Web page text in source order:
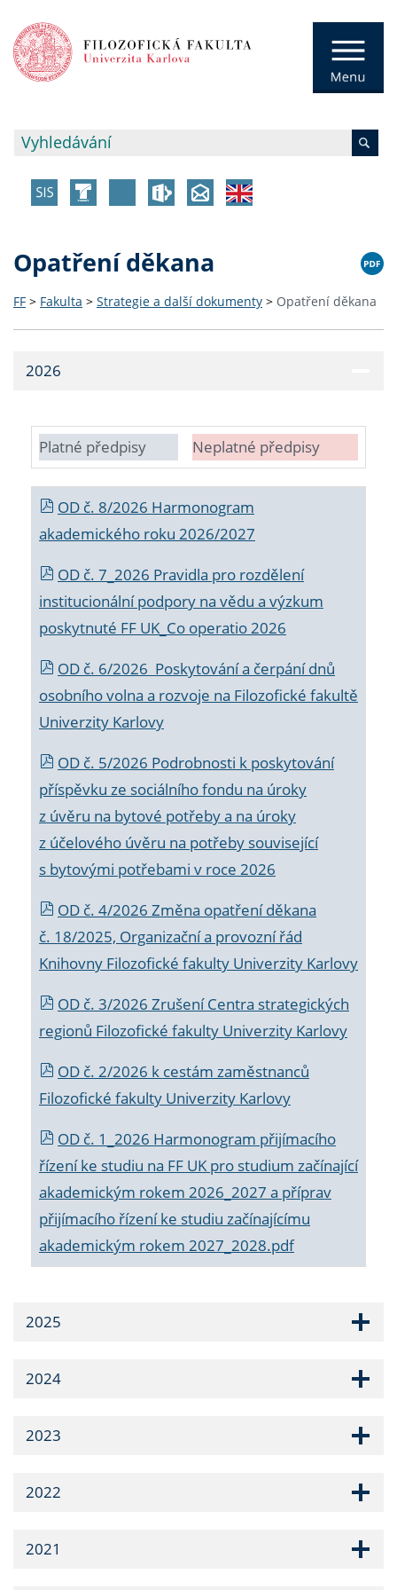
Opatření děkana
FF > Fakulta > Strategie a další dokumenty > Opatření děkana
2026
Platné předpisy Neplatné předpisy
OD č. 8/2026 Harmonogram
akademického roku 2026/2027
OD č. 7_2026 Pravidla pro rozdělení
institucionální podpory na vědu a výzkum
poskytnuté FF UK_Co operatio 2026
OD č. 6/2026 Poskytování a čerpání dnů
osobního volna a rozvoje na Filozofické fakultě
Univerzity Karlovy
OD č. 5/2026 Podrobnosti k poskytování
příspěvku ze sociálního fondu na úroky
z úvěru na bytové potřeby a na úroky
z účelového úvěru na potřeby související
s bytovými potřebami v roce 2026
OD č. 4/2026 Změna opatření děkana
č. 18/2025, Organizační a provozní řád
Knihovny Filozofické fakulty Univerzity Karlovy
OD č. 3/2026 Zrušení Centra strategických
regionů Filozofické fakulty Univerzity Karlovy
OD č. 2/2026 k cestám zaměstnanců
Filozofické fakulty Univerzity Karlovy
OD č. 1_2026 Harmonogram přijímacího
řízení ke studiu na FF UK pro studium začínající
akademickým rokem 2026_2027 a příprav
přijímacího řízení ke studiu začínajícímu
akademickým rokem 2027_2028.pdf
2025
2024
2023
2022
2021